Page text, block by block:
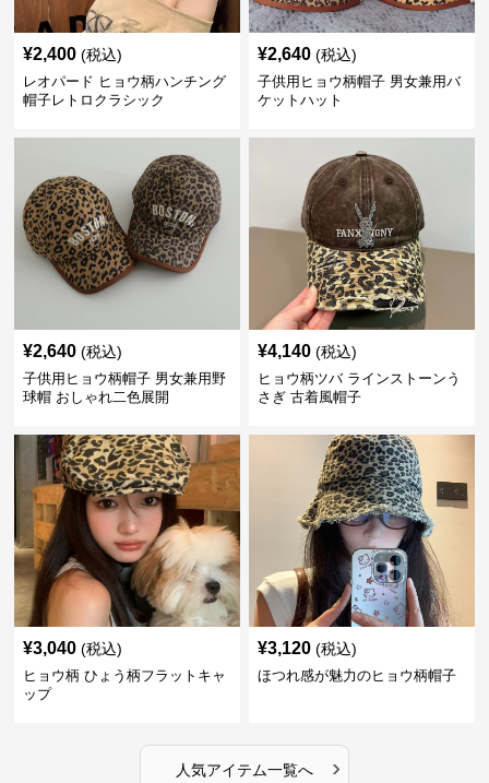
¥2,400 (税込)
レオパード ヒョウ柄ハンチング
帽子レトロクラシック
¥2,640 (税込)
子供用ヒョウ柄帽子 男女兼用バ
ケットハット
¥2,640 (税込)
子供用ヒョウ柄帽子 男女兼用野
球帽 おしゃれ二色展開
¥4,140 (税込)
ヒョウ柄ツバ ラインストーンう
さぎ 古着風帽子
¥3,040 (税込)
ヒョウ柄 ひょう柄フラットキャ
ップ
¥3,120 (税込)
ほつれ感が魅力のヒョウ柄帽子
人気アイテム一覧へ ›